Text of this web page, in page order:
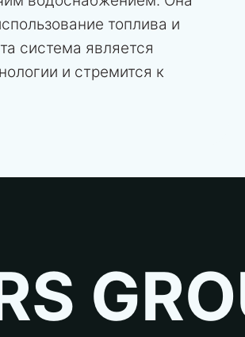
топлива и
система является
и стремится к